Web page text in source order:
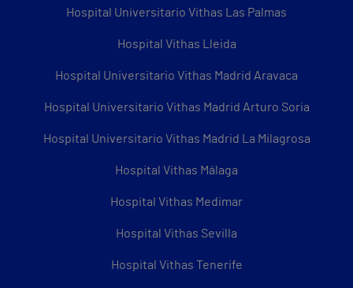
Hospital Universitario Vithas Las Palmas
Hospital Vithas Lleida
Hospital Universitario Vithas Madrid Aravaca
Hospital Universitario Vithas Madrid Arturo Soria
Hospital Universitario Vithas Madrid La Milagrosa
Hospital Vithas Málaga
Hospital Vithas Medimar
Hospital Vithas Sevilla
Hospital Vithas Tenerife